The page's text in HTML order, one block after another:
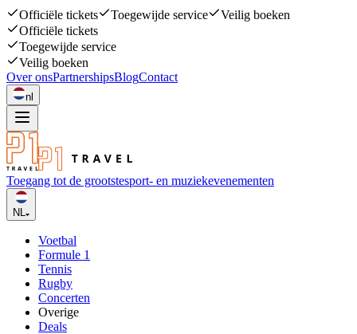
Officiële tickets Toegewijde service
Veilig boeken
Officiële tickets
Toegewijde service
Veilig boeken
Over onsPartnershipsBlogContact
nl
Toegang tot de grootstesport- en muziekevenementen
NL
Voetbal
Formule 1
Tennis
Rugby
Concerten
Overige
Deals